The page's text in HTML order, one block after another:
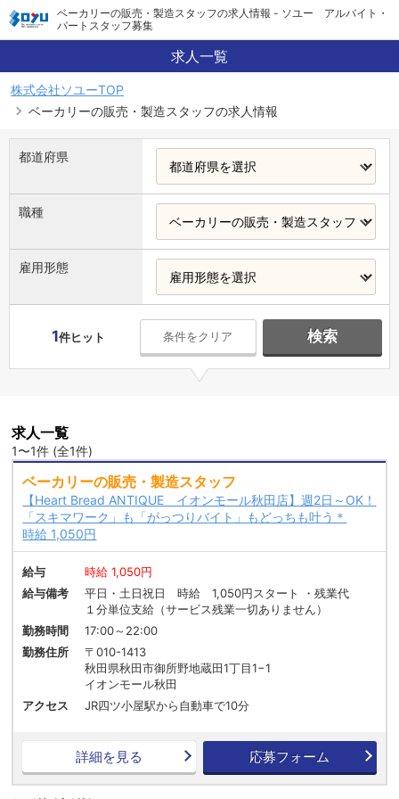
ベーカリーの販売・製造スタッフの求人情報 - ソユー アルバイト・
パートスタッフ募集
求人一覧
株式会社ソユーTOP
ベーカリーの販売・製造スタッフの求人情報
都道府県
職種
雇用形態
1件ヒット 条件をクリア 検索
求人一覧
1〜1件 (全1件)
ベーカリーの販売・製造スタッフ
【Heart Bread ANTIQUE イオンモール秋田店】週2日～OK！
「スキマワーク」も「がっつりバイト」もどっちも叶う＊
時給 1,050円
給与
時給 1,050円
給与備考
平日・土日祝日 時給 1,050円スタート ・残業代
１分単位支給（サービス残業一切ありません）
勤務時間
17:00～22:00
勤務住所
〒010-1413
秋田県秋田市御所野地蔵田1丁目1−1
イオンモール秋田
アクセス
JR四ツ小屋駅から自動車で10分
詳細を見る 応募フォーム